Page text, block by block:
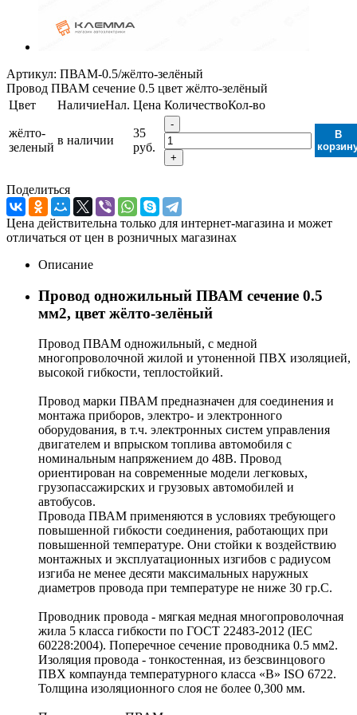
Артикул: ПВАМ-0.5/жёлто-зелёный
Провод ПВАМ сечение 0.5 цвет жёлто-зелёный
Цвет
НаличиеНал. Цена КоличествоКол-во
жёлто-
зеленый
в наличии
35
руб.
-
+
В
Поделиться
Цена действительна только для интернет-магазина и может
отличаться от цен в розничных магазинах
Описание
Провод одножильный ПВАМ сечение 0.5
мм2, цвет жёлто-зелёный
Провод ПВАМ одножильный, с медной
многопроволочной жилой и утоненной ПВХ изоляцией,
высокой гибкости, теплостойкий.
Провод марки ПВАМ предназначен для соединения и
монтажа приборов, электро- и электронного
оборудования, в т.ч. электронных систем управления
двигателем и впрыском топлива автомобиля с
номинальным напряжением до 48В. Провод
ориентирован на современные модели легковых,
грузопассажирских и грузовых автомобилей и
автобусов.
Провода ПВАМ применяются в условиях требующего
повышенной гибкости соединения, работающих при
повышенной температуре. Они стойки к воздействию
монтажных и эксплуатационных изгибов с радиусом
изгиба не менее десяти максимальных наружных
диаметров провода при температуре не ниже 30 гр.С.
Проводник провода - мягкая медная многопроволочная
жила 5 класса гибкости по ГОСТ 22483-2012 (IEC
60228:2004). Поперечное сечение проводника 0.5 мм2.
Изоляция провода - тонкостенная, из безсвинцового
ПВХ компаунда температурного класса «B» ISO 6722.
Толщина изоляционного слоя не более 0,300 мм.